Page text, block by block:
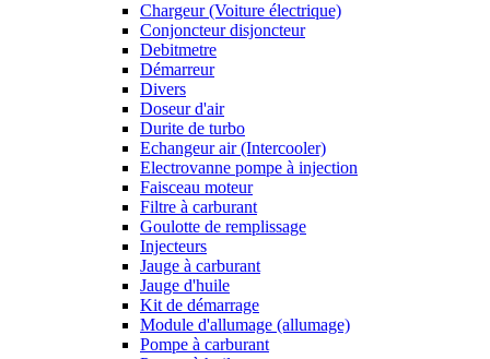
Chargeur (Voiture électrique)
Conjoncteur disjoncteur
Debitmetre
Démarreur
Divers
Doseur d'air
Durite de turbo
Echangeur air (Intercooler)
Electrovanne pompe à injection
Faisceau moteur
Filtre à carburant
Goulotte de remplissage
Injecteurs
Jauge à carburant
Jauge d'huile
Kit de démarrage
Module d'allumage (allumage)
Pompe à carburant